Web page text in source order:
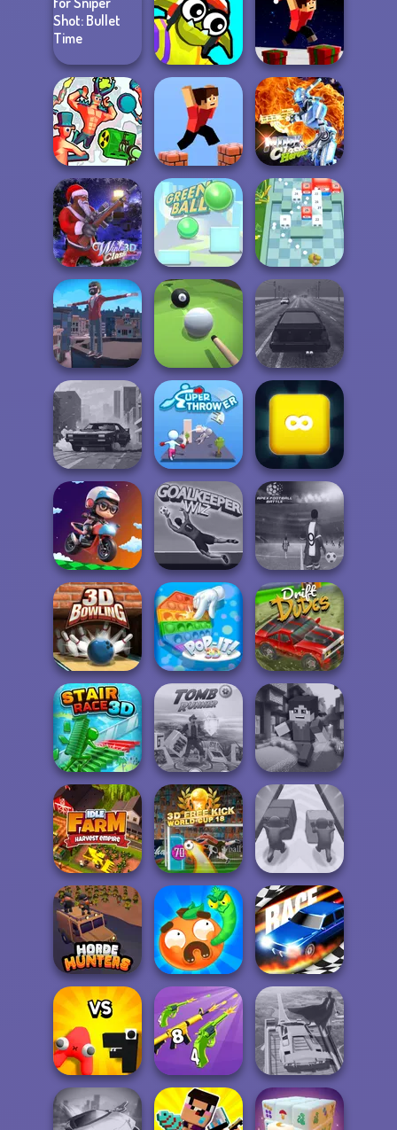
Ultimate Flying
Highway Crazy
Bike
Snow Ride 3D
Sniper Shot:
Bullet Time
Funny Blade &
Magic
Parkour Block
Xmas Special
Funny Shooter 2 Parkour Block 3D
Moon Clash
Heroes
Winter Clash 3D Green Ball Break n Bounce
Backflip Maniac Pool Master 3D Highway Traffic
City Rider Super Thrower
Merge Block
2048
Moto Boss Goalkeeper Wiz
Apex Football
Battle
3D Bowling Pop It! 3D Drift Dudes
Stair Race 3D Tomb Runner Minicraft
Idle Farm
3D Free Kick
World Cup 18
Push The Colors
Horde Hunters
Worm Out: Brain
Teaser Games
Drag Race 3D